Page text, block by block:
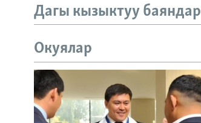
Дагы кызыктуу баяндар
Окуялар